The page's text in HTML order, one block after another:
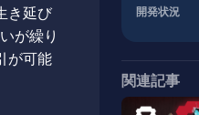
き延び
が繰り
が可能
開発状況
関連記事